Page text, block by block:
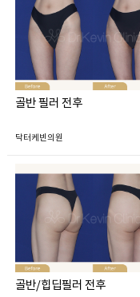
골반 필러 전후
닥터케빈의원
골반/힙딥필러 전후